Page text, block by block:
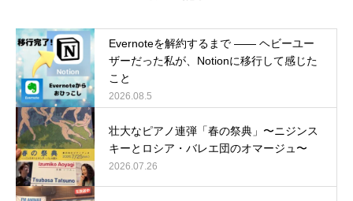
Evernoteを解約するまで ―― ヘビーユー
ザーだった私が、Notionに移行して感じた
こと
2026.08.5
壮大なピアノ連弾「春の祭典」〜ニジンス
キーとロシア・バレエ団のオマージュ〜
2026.07.26